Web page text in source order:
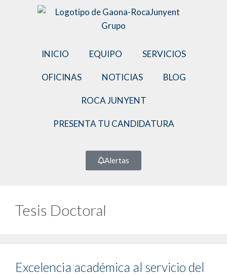
INICIO EQUIPO SERVICIOS
OFICINAS NOTICIAS BLOG
ROCA JUNYENT
PRESENTA TU CANDIDATURA
Alertas
Tesis Doctoral
Excelencia académica al servicio del